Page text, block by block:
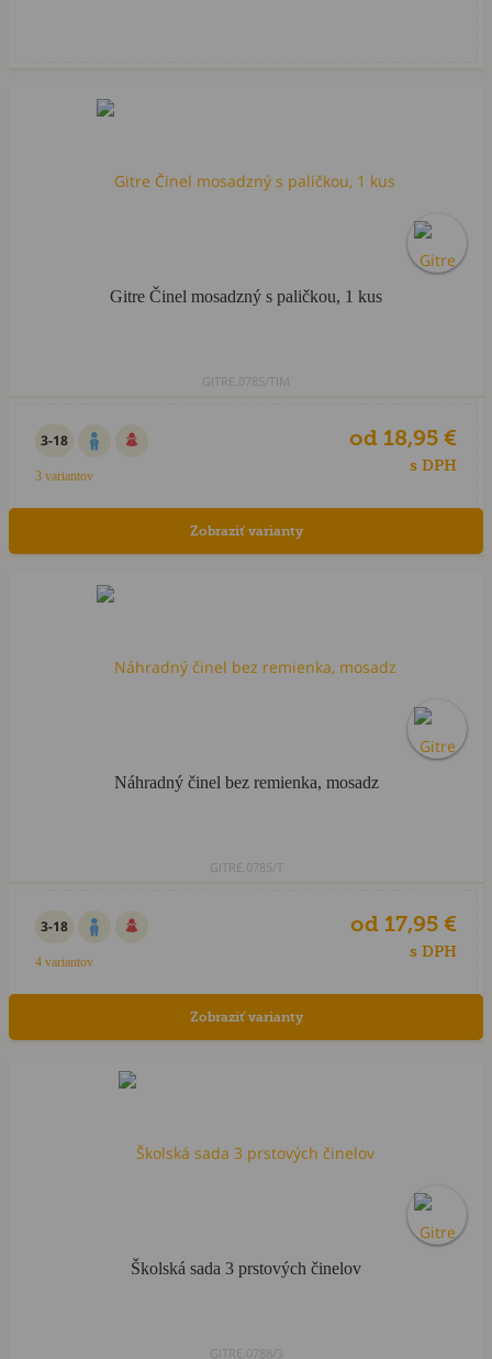
Gitre Činel mosadzný s paličkou, 1 kus
GITRE.0785/TIM
3-18
3 variantov
od 18,95 €
s DPH
Zobraziť varianty
Náhradný činel bez remienka, mosadz
GITRE.0785/T
3-18
4 variantov
od 17,95 €
s DPH
Zobraziť varianty
Školská sada 3 prstových činelov
GITRE.0788/3